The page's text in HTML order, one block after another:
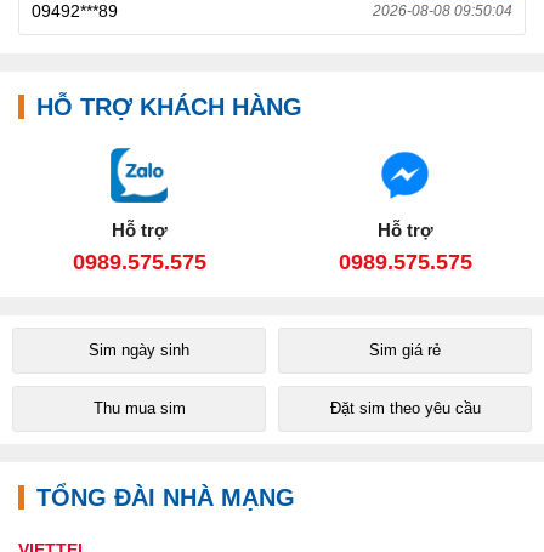
09492***89 2026-08-08 09:50:04
HỖ TRỢ KHÁCH HÀNG
Hỗ trợ
0989.575.575
Hỗ trợ
0989.575.575
Sim ngày sinh Sim giá rẻ
Thu mua sim Đặt sim theo yêu cầu
TỔNG ĐÀI NHÀ MẠNG